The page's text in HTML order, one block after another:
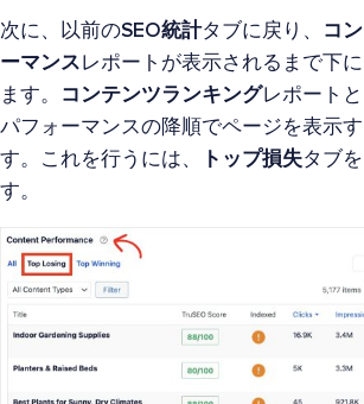
次に、以前のSEO統計タブに戻り、
コ
ーマンス レポートが表示されるまで下
ます。
コンテンツランキング レポート
パフォーマンスの降順でページを表示
す。これを行うには、
トップ損失タブ
す。